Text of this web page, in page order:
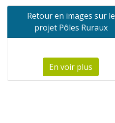
Retour en images sur le
projet Pôles Ruraux
En voir plus